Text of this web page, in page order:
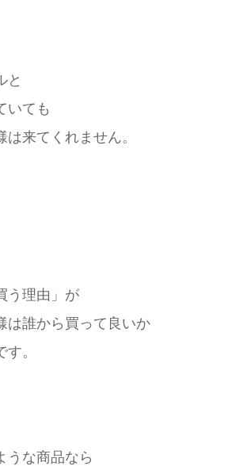
と
いても
は来てくれません。
う理由」が
は誰から買って良いか
。
うな商品なら